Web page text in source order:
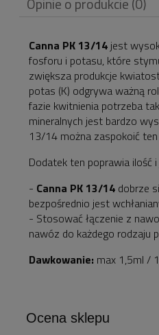
płatności
Canna PK 13/14 jest
fosforu i potasu, które
zwiększa produkcje
potas (K) odgrywa ważną
fazie kwitnienia potrzeba
mineralnych jest bardzo
13/14 można zaspokoić
Dodatek ten poprawia ilość
- Canna PK 13/14 dobrze
bezpośrednio jest
- Stosować łączenie z
nawóz do każdego rodzaju
Dawkowanie: max 1,5ml /
Ocena sklepu